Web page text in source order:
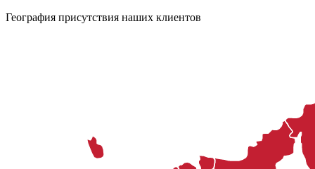
География присутствия наших клиентов